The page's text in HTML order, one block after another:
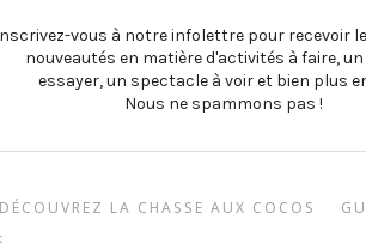
vous à notre infolettre pour recevoir
nouveautés en matière d'activités à faire,
essayer, un spectacle à voir et bien plus
Nous ne spammons pas !
LA CHASSE AUX COCOS